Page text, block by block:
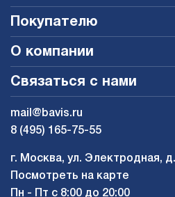
Покупателю
О компании
Связаться с нами
mail@bavis.ru
8 (495) 165-75-55
г. Москва, ул. Электродная,
Посмотреть на карте
Пн - Пт с 8:00 до 20:00